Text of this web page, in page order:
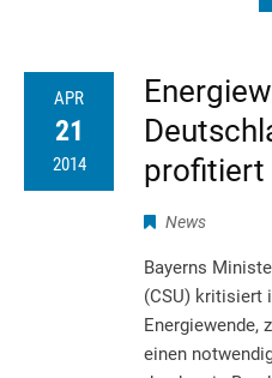
APR
21
2014
profitiert
News
Bayerns
(CSU) kritisiert
Energiewende,
einen